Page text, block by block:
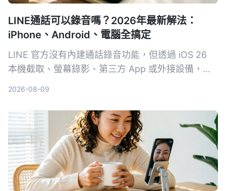
LINE通話可以錄音嗎？2026年最新解法：
iPhone、Android、電腦全搞定
LINE 官方沒有內建通話錄音功能，但透過 iOS 26
本機截取、螢幕錄影、第三方 App 或外接設備，一
2026-08-09